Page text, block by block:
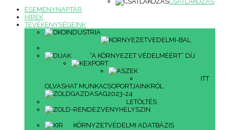
ESEMÉNYNAPTÁR
HÍREK
TEVÉKENYSÉGEINK
“A KÖRNYEZET VÉDELMÉÉRT” DÍJ
KEXPORT
ITT
OLVASHAT MUNKACSOPORTJAINKRÓL
LETÖLTÉS
KÖRNYZETVÉDELMI ADATBÁZIS